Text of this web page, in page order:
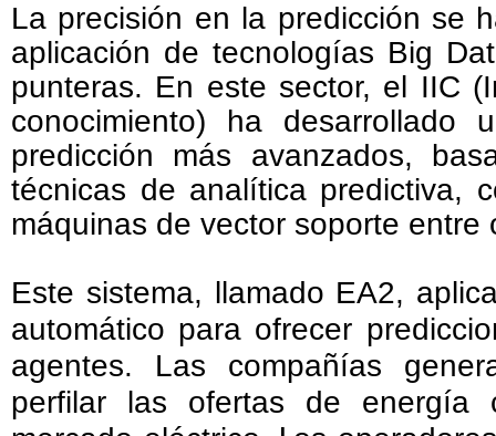
La precisión en la predicción se
aplicación de tecnologías Big
punteras. En este sector, el IIC
conocimiento) ha desarrollado
predicción más avanzados,
técnicas de analítica predictiva,
máquinas de vector soporte entre
Este sistema, llamado EA2,
automático para ofrecer
agentes. Las compañías
perfilar las ofertas de